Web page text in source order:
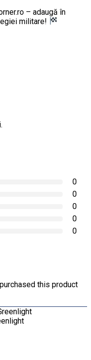
– adaugă în
militare!
0
0
0
0
0
this product